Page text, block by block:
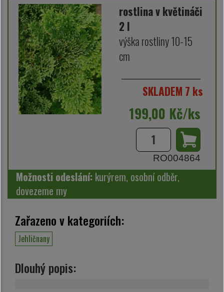
rostlina v květináči
2 l
výška rostliny 10-15
cm
SKLADEM 7 ks
199,00 Kč/ks
RO004864
Možnosti odeslání: kurýrem, osobní odběr,
dovezeme my
Zařazeno v kategoriích:
Jehličnany
Dlouhý popis: